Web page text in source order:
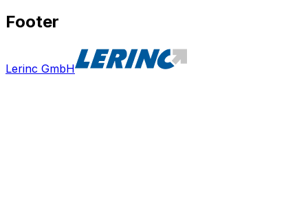
Footer
Lerinc GmbH